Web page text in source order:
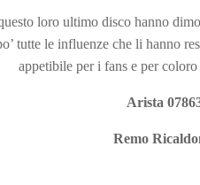
loro ultimo disco hanno
tutte le influenze che li hanno
appetibile per i fans e per
Arista
Remo